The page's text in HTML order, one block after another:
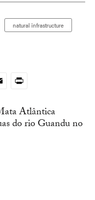
natural infrastructure
Print